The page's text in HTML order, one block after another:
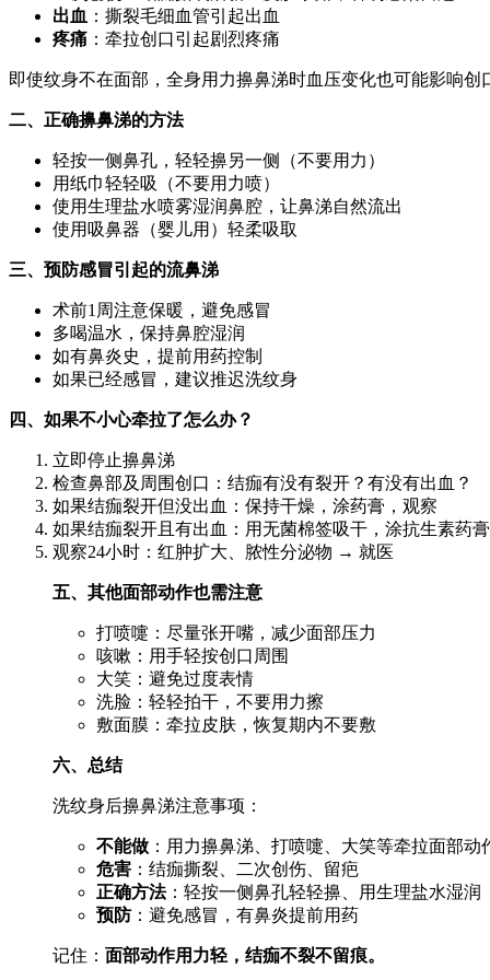
出血 ：撕裂毛细血管引起出血
疼痛 ：牵拉创口引起剧烈疼痛
即使纹身不在面部，全身用力擤鼻涕时血压变化也可能影响创
二、正确擤鼻涕的方法
轻按一侧鼻孔，轻轻擤另一侧（不要用力）
用纸巾轻轻吸（不要用力喷）
使用生理盐水喷雾湿润鼻腔，让鼻涕自然流出
使用吸鼻器（婴儿用）轻柔吸取
三、预防感冒引起的流鼻涕
术前1周注意保暖，避免感冒
多喝温水，保持鼻腔湿润
如有鼻炎史，提前用药控制
如果已经感冒，建议推迟洗纹身
四、如果不小心牵拉了怎么办？
立即停止擤鼻涕
检查鼻部及周围创口：结痂有没有裂开？有没有出血？
如果结痂裂开但没出血：保持干燥，涂药膏，观察
如果结痂裂开且有出血：用无菌棉签吸干，涂抗生素药膏
观察24小时：红肿扩大、脓性分泌物 → 就医
五、其他面部动作也需注意
打喷嚏：尽量张开嘴，减少面部压力
咳嗽：用手轻按创口周围
大笑：避免过度表情
洗脸：轻轻拍干，不要用力擦
敷面膜：牵拉皮肤，恢复期内不要敷
六、总结
洗纹身后擤鼻涕注意事项：
不能做 ：用力擤鼻涕、打喷嚏、大笑等牵拉面部动
危害 ：结痂撕裂、二次创伤、留疤
正确方法：轻按一侧鼻孔轻轻擤、用生理盐水湿润
预防：避免感冒，有鼻炎提前用药
记住： 面部动作用力轻，结痂不裂不留痕。